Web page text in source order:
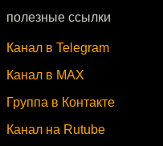
полезные ссылки
Канал в Telegram
Канал в MAX
Группа в Контакте
Канал на Rutube